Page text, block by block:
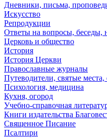
Дневники, письма,
Искусство
Репродукции
Ответы на вопросы, беседы,
Церковь и общество
История
История Церкви
Православные журналы
Путеводители, святые места,
Психология, медицина
Кухня, огород
Учебно-справочная
Книги издательства
Священное Писание
Псалтири